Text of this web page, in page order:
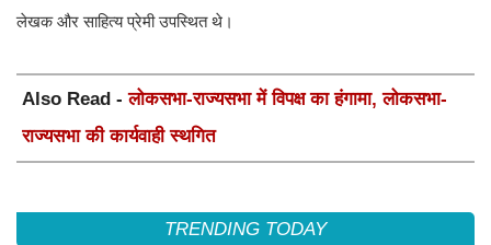
लेखक और साहित्य प्रेमी उपस्थित थे।
Also Read -लोकसभा-राज्यसभा में विपक्ष का हंगामा, लोकसभा-
राज्यसभा की कार्यवाही स्थगित
TRENDING TODAY